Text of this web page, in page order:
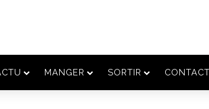
MANGER SORTIR CONTACT